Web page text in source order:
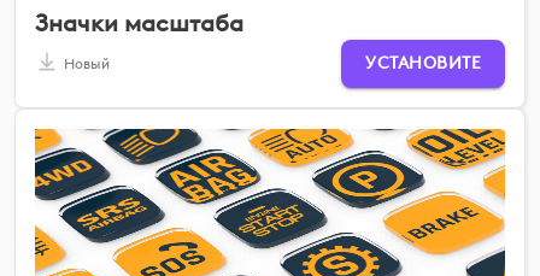
Значки масштаба
Новый УСТАНОВИТЕ